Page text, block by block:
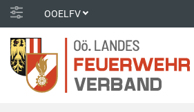
OOELFV